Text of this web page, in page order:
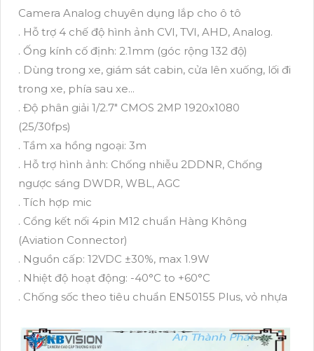
Camera Analog chuyên dụng lắp cho ô tô
. Hỗ trợ 4 chế độ hình ảnh CVI, TVI, AHD, Analog.
. Ống kính cố định: 2.1mm (góc rộng 132 độ)
. Dùng trong xe, giám sát cabin, cửa lên xuống, lối đi
trong xe, phía sau xe...
. Độ phân giải 1/2.7" CMOS 2MP 1920x1080
(25/30fps)
. Tầm xa hồng ngoại: 3m
. Hỗ trợ hình ảnh: Chống nhiễu 2DDNR, Chống
ngược sáng DWDR, WBL, AGC
. Tích hợp mic
. Cổng kết nối 4pin M12 chuẩn Hàng Không
(Aviation Connector)
. Nguồn cấp: 12VDC ±30%, max 1.9W
. Nhiệt độ hoạt động: -40°C to +60°C
. Chống sốc theo tiêu chuẩn EN50155 Plus, vỏ nhựa